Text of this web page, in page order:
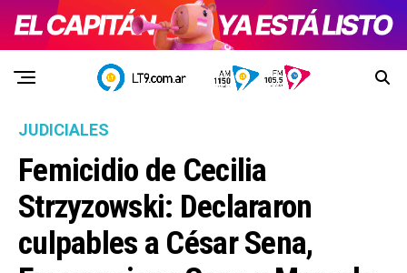
JUDICIALES
Femicidio de Cecilia
Strzyzowski: Declararon
culpables a César Sena,